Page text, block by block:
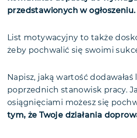
przedstawionych w ogłoszeniu.
List motywacyjny to także
żeby pochwalić się swoimi
Napisz, jaką wartość dodawałaś
poprzednich stanowisk pracy.
osiągnięciami możesz się
tym, że Twoje działania